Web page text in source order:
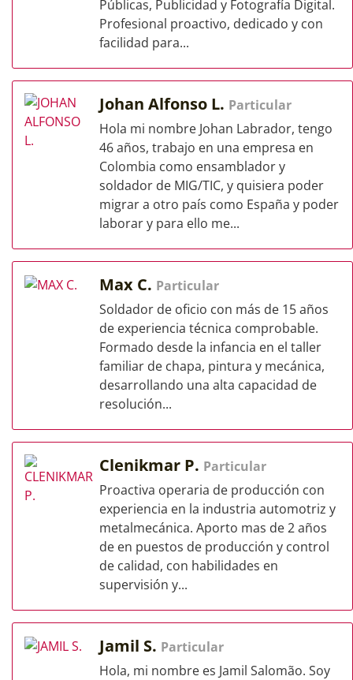
Públicas, Publicidad y Fotografía Digital.
Profesional proactivo, dedicado y con
facilidad para...
Johan Alfonso L. Particular
Hola mi nombre Johan Labrador, tengo
46 años, trabajo en una empresa en
Colombia como ensamblador y
soldador de MIG/TIC, y quisiera poder
migrar a otro país como España y poder
laborar y para ello me...
Max C. Particular
Soldador de oficio con más de 15 años
de experiencia técnica comprobable.
Formado desde la infancia en el taller
familiar de chapa, pintura y mecánica,
desarrollando una alta capacidad de
resolución...
Clenikmar P. Particular
Proactiva operaria de producción con
experiencia en la industria automotriz y
metalmecánica. Aporto mas de 2 años
de en puestos de producción y control
de calidad, con habilidades en
supervisión y...
Jamil S. Particular
Hola, mi nombre es Jamil Salomão. Soy